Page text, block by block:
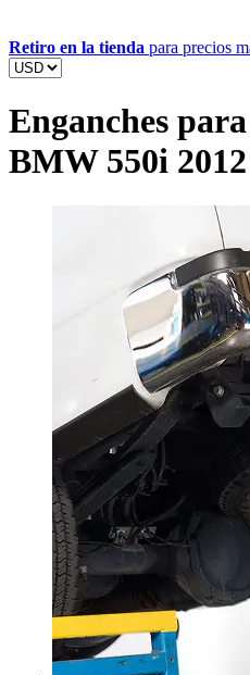
Retiro en la tienda para precios
Enganches
BMW 550i 2012